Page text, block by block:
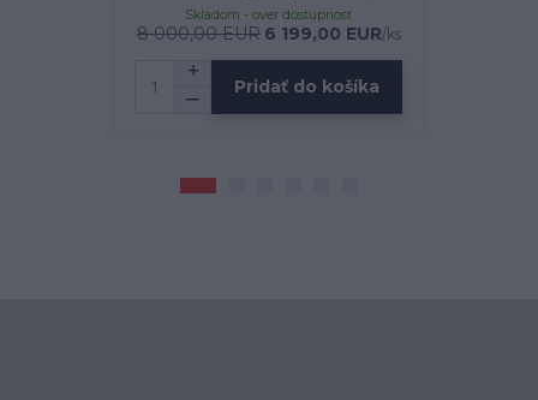
8 000,00 EUR 6 199,00 EUR/ks
Skladom - over dostupnosť
Pridať do košíka